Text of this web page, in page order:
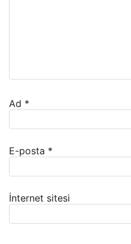
Ad *
E-posta *
İnternet sitesi